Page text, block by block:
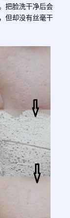
把脸洗干净后会
但却没有丝毫干